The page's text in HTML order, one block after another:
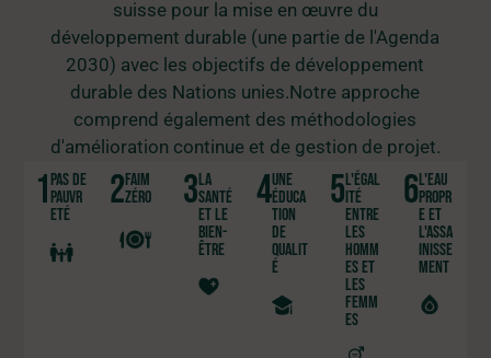
suisse pour la mise en œuvre du
développement durable (une partie de l'Agenda
2030) avec les objectifs de développement
durable des Nations unies.Notre approche
comprend également des méthodologies
d'amélioration continue et de gestion de projet.
1pas de
pauvr
eté
2faim
zéro
3la
santé
et le
bien-
être
4une
éduca
tion
de
qualit
é
5l'égal
ité
entre
les
homm
es et
les
femm
es
6l'eau
propr
e et
l'assa
inisse
ment